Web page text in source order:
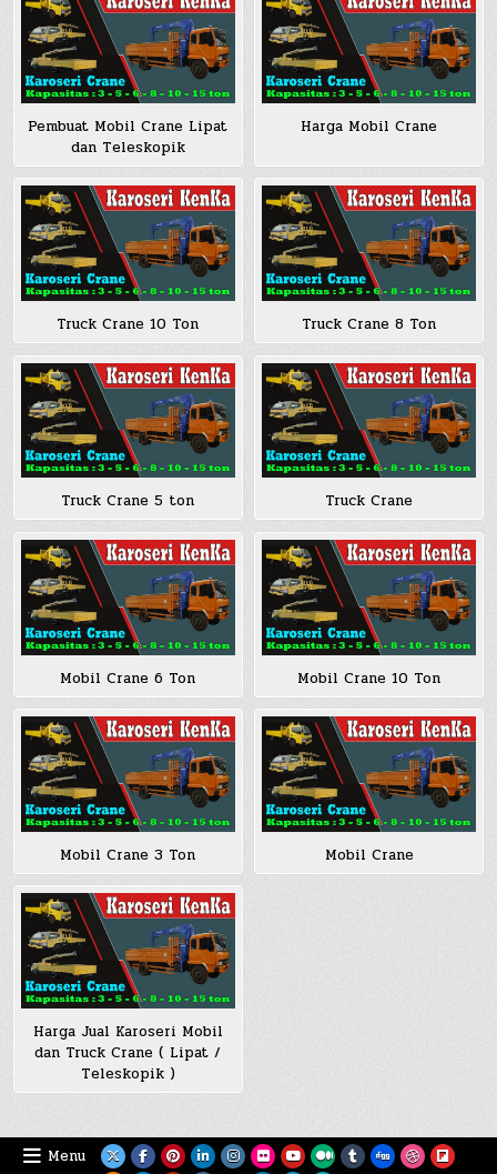
Pembuat Mobil Crane Lipat
dan Teleskopik
Harga Mobil Crane
Truck Crane 10 Ton Truck Crane 8 Ton
Truck Crane 5 ton Truck Crane
Mobil Crane 6 Ton Mobil Crane 10 Ton
Mobil Crane 3 Ton Mobil Crane
Harga Jual Karoseri Mobil
dan Truck Crane ( Lipat /
Teleskopik )
Menu